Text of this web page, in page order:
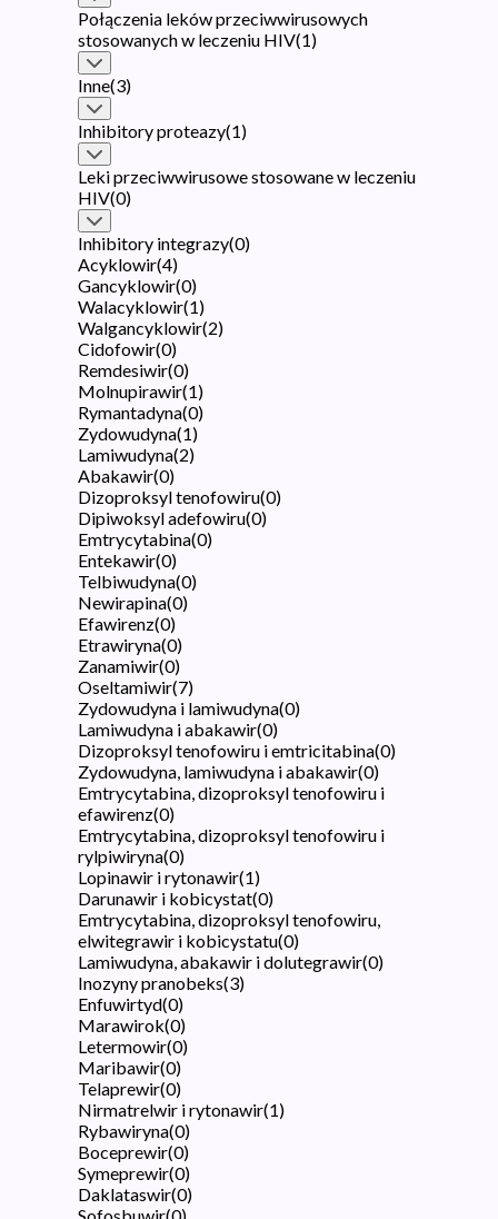
Połączenia leków przeciwwirusowych
stosowanych w leczeniu HIV(1)
Inne(3)
Inhibitory proteazy(1)
Leki przeciwwirusowe stosowane w leczeniu
HIV(0)
Inhibitory integrazy(0)
Acyklowir(4)
Gancyklowir(0)
Walacyklowir(1)
Walgancyklowir(2)
Cidofowir(0)
Remdesiwir(0)
Molnupirawir(1)
Rymantadyna(0)
Zydowudyna(1)
Lamiwudyna(2)
Abakawir(0)
Dizoproksyl tenofowiru(0)
Dipiwoksyl adefowiru(0)
Emtrycytabina(0)
Entekawir(0)
Telbiwudyna(0)
Newirapina(0)
Efawirenz(0)
Etrawiryna(0)
Zanamiwir(0)
Oseltamiwir(7)
Zydowudyna i lamiwudyna(0)
Lamiwudyna i abakawir(0)
Dizoproksyl tenofowiru i emtricitabina(0)
Zydowudyna, lamiwudyna i abakawir(0)
Emtrycytabina, dizoproksyl tenofowiru i
efawirenz(0)
Emtrycytabina, dizoproksyl tenofowiru i
rylpiwiryna(0)
Lopinawir i rytonawir(1)
Darunawir i kobicystat(0)
Emtrycytabina, dizoproksyl tenofowiru,
elwitegrawir i kobicystatu(0)
Lamiwudyna, abakawir i dolutegrawir(0)
Inozyny pranobeks(3)
Enfuwirtyd(0)
Marawirok(0)
Letermowir(0)
Maribawir(0)
Telaprewir(0)
Nirmatrelwir i rytonawir(1)
Rybawiryna(0)
Boceprewir(0)
Symeprewir(0)
Daklataswir(0)